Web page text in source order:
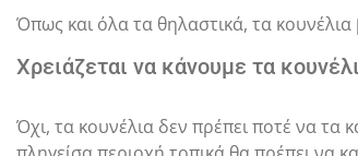
Όπως και όλα τα θηλαστικά, τα
Χρειάζεται να κάνουμε τα
Όχι, τα κουνέλια δεν πρέπει ποτέ να τα